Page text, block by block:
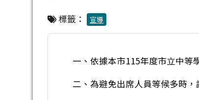
標籤： 宣導
一、依據本市115年度市立中等
二、為避免出席人員等候多時